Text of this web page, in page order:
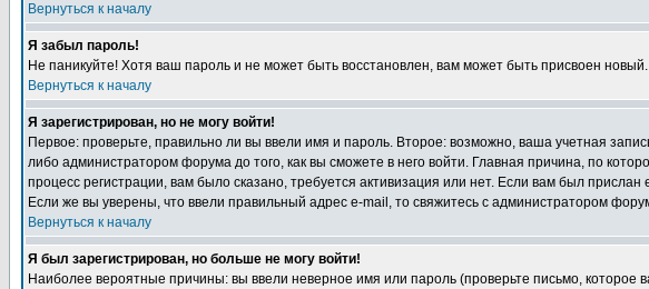
Вернуться к началу
Я забыл пароль!
Не паникуйте! Хотя ваш пароль и не может быть восстановлен, вам может быть присвоен новый.
Вернуться к началу
Я зарегистрирован, но не могу войти!
Первое: проверьте, правильно ли вы ввели имя и пароль. Второе: возможно, ваша учетная
либо администратором форума до того, как вы сможете в него войти. Главная причина, по
процесс регистрации, вам было сказано, требуется активизация или нет. Если вам был
Если же вы уверены, что ввели правильный адрес e-mail, то свяжитесь с администратором
Вернуться к началу
Я был зарегистрирован, но больше не могу войти!
Наиболее вероятные причины: вы ввели неверное имя или пароль (проверьте письмо, которое